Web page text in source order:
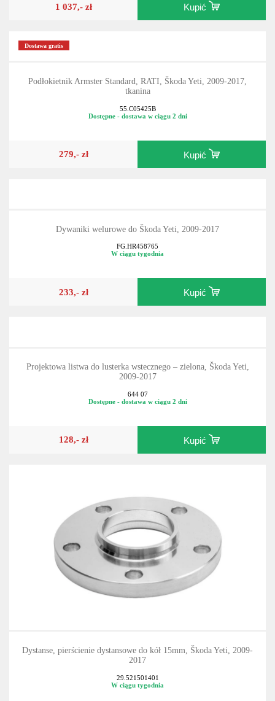
1 037,- zł Kupić
Dostawa gratis
Podłokietnik Armster Standard, RATI, Škoda Yeti, 2009-2017,
tkanina
55.C05425B
Dostępne - dostawa w ciągu 2 dni
279,- zł Kupić
Dywaniki welurowe do Škoda Yeti, 2009-2017
FG.HR458765
W ciągu tygodnia
233,- zł Kupić
Projektowa listwa do lusterka wstecznego – zielona, Škoda Yeti,
2009-2017
644 07
Dostępne - dostawa w ciągu 2 dni
128,- zł Kupić
Dystanse, pierścienie dystansowe do kół 15mm, Škoda Yeti, 2009-
2017
29.521501401
W ciągu tygodnia